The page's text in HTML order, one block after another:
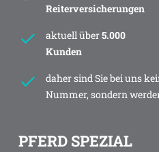
Reiterversicherungen
aktuell über5.000
Kunden
daher sind Sie bei uns
Nummer, sondern
PFERD SPEZIAL